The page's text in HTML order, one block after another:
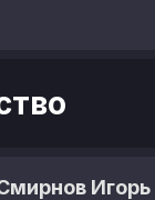
Игорь